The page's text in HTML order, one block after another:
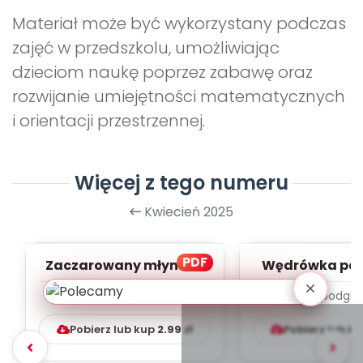
Materiał może być wykorzystany podczas
zajęć w przedszkolu, umożliwiając
dzieciom naukę poprzez zabawę oraz
rozwijanie umiejętności matematycznych
i orientacji przestrzennej.
Więcej z tego numeru
Kwiecień 2025
PDF
Zaczarowany młynek -
zapis melodii i tekst
Szybki podgląd
Pobierz lub kup 2.99 zł
Wędrówka
zapis
Szybki
Pobierz lub